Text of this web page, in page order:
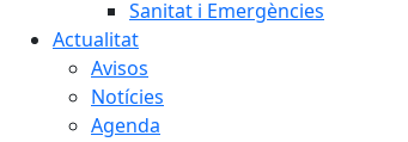
Sanitat i Emergències
Actualitat
Avisos
Notícies
Agenda